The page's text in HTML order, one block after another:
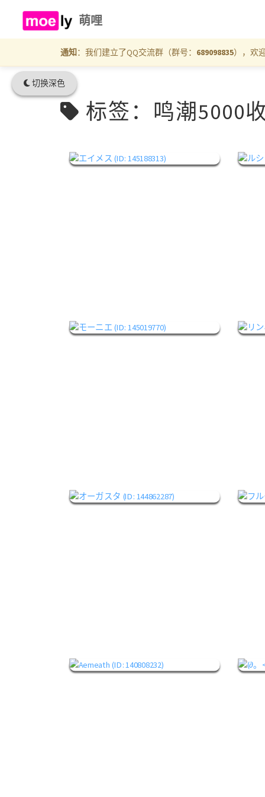
切换深色
萌哩
通知：我们建立了QQ交流群（群号： 689098835），欢
标签：鸣潮5000